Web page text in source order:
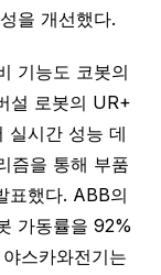
을 개선했다.
기능도 코봇의
설 로봇의 UR+
실시간 성능 데
즘을 통해 부품
표했다. ABB의
가동률을 92%
스카와전기는